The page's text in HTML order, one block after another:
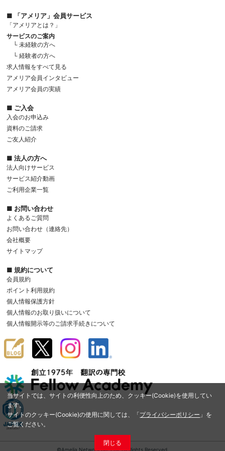
当サイトでは、サイトの利便性向上のため、クッキー(Cookie)を使用してい
ます。
サイトのクッキー(Cookie)の使用に関しては、「プライバシーポリシー 」を
ご覧ください。
閉じる
■ 「アメリア」会員サービス
「アメリアとは？」
サービスのご案内
└ 未経験の方へ
└ 経験者の方へ
求人情報をすべて見る
アメリア会員インタビュー
アメリア会員の実績
■ ご入会
入会のお申込み
資料のご請求
ご友人紹介
■ 法人の方へ
法人向けサービス
サービス紹介動画
ご利用企業一覧
■ お問い合わせ
よくあるご質問
お問い合わせ（連絡先）
会社概要
サイトマップ
■ 規約について
会員規約
ポイント利用規約
個人情報保護方針
個人情報のお取り扱いについて
個人情報開示等のご請求手続きについて
©Amelia Network Co.,Ltd. All Rights Reserved.